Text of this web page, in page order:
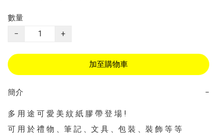
數量
−
+
加至購物車
簡介 −
多 用 途 可 愛 美 紋 紙 膠 帶 登 場 !
可 用 於 禮 物 、筆 記 、文 具 、包 裝 、裝 飾 等 等